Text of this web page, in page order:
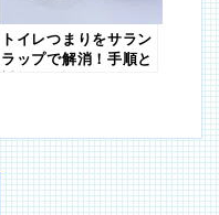
トイレつまりをサラン
ラップで解消！手順と